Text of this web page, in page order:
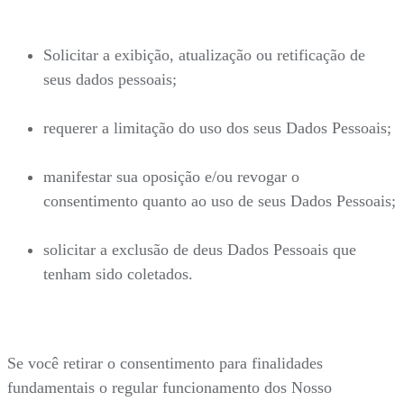
Solicitar a exibição, atualização ou retificação de
seus dados pessoais;
requerer a limitação do uso dos seus Dados Pessoais;
manifestar sua oposição e/ou revogar o
consentimento quanto ao uso de seus Dados Pessoais;
solicitar a exclusão de deus Dados Pessoais que
tenham sido coletados.
Se você retirar o consentimento para finalidades
fundamentais o regular funcionamento dos Nosso